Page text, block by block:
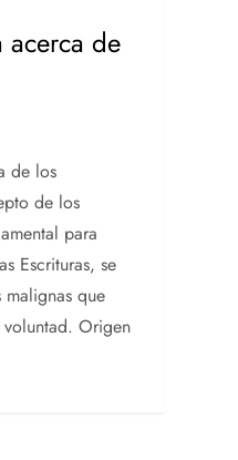
acerca de
de los
de los
para
Escrituras, se
malignas que
Origen